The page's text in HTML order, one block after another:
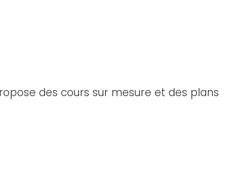
des cours sur mesure et des plans